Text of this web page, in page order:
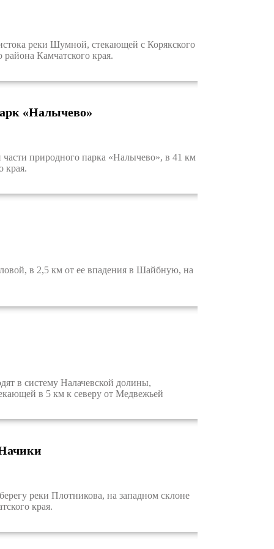
реки Шумной, стекающей с Корякского
Камчатского края.
«Налычево»
природного парка «Налычево», в 41 км
края.
в 2,5 км от ее впадения в Шайбную, на
в систему Налачевской долины,
в 5 км к северу от Медвежьей
реки Плотникова, на западном склоне
края.